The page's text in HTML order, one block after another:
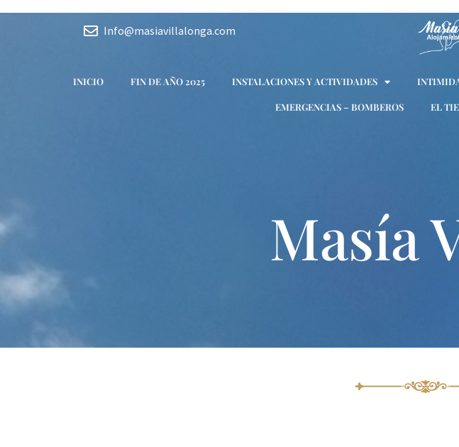
Ir
Info@masiavillalonga.com
INICIO FIN DE AÑO 2025 INSTALACIONES Y ACTIVIDADES
EMERGENCIAS – BOMBEROS EL
Masía